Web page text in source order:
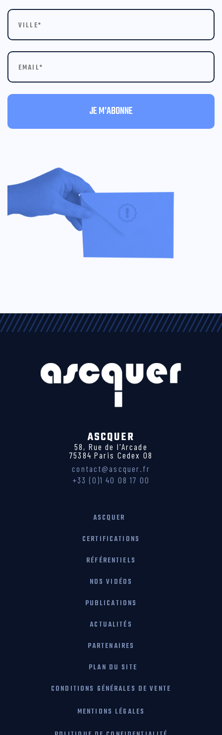
ASCQUER
58, Rue de l'Arcade
75384 Paris Cedex 08
contact@ascquer.fr
+33 (0)1 40 08 17 00
ASCQUER
CERTIFICATIONS
RÉFÉRENTIELS
NOS VIDÉOS
PUBLICATIONS
ACTUALITÉS
PARTENAIRES
PLAN DU SITE
CONDITIONS GÉNÉRALES DE VENTE
MENTIONS LÉGALES